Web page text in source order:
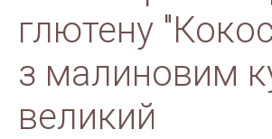
глютену
з малиновим
великий